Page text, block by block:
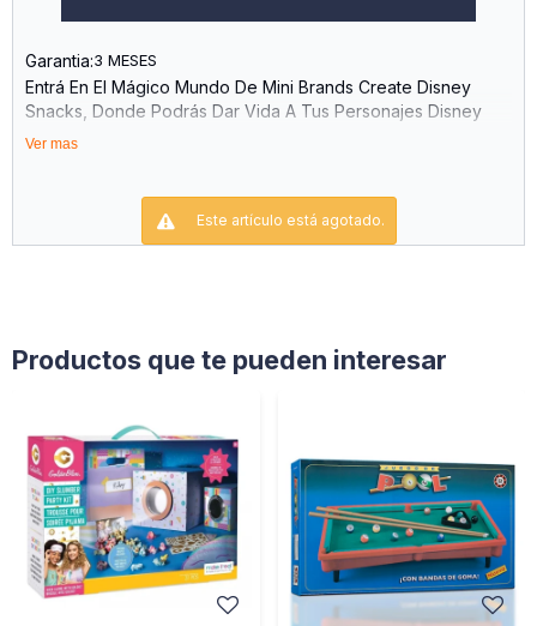
Garantia:3 MESES
Entrá En El Mágico Mundo De Mini Brands Create Disney
Snacks, Donde Podrás Dar Vida A Tus Personajes Disney
Favoritos En Forma De Snacks En Miniatura. Este
Ver mas
Este artículo está agotado.
Productos que te pueden interesar